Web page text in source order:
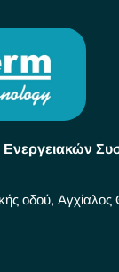
Ενεργειακών
οδού, Αγχίαλος